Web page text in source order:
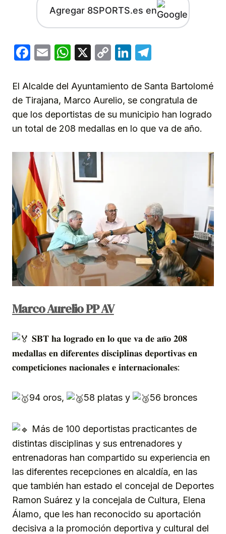
Agregar 8SPORTS.es en
Facebook
EmailWhatsApp
X
CopyLinkedIn
El Alcalde del Ayuntamiento de Santa Bartolomé
de Tirajana, Marco Aurelio, se congratula de
que los deportistas de su municipio han logrado
un total de 208 medallas en lo que va de año.
Marco Aurelio PP AV
𝐒𝐁𝐓 𝐡𝐚 𝐥𝐨𝐠𝐫𝐚𝐝𝐨 𝐞𝐧 𝐥𝐨 𝐪𝐮𝐞 𝐯𝐚 𝐝𝐞 𝐚𝐧̃𝐨 𝟐𝟎𝟖
𝐦𝐞𝐝𝐚𝐥𝐥𝐚𝐬 𝐞𝐧 𝐝𝐢𝐟𝐞𝐫𝐞𝐧𝐭𝐞𝐬 𝐝𝐢𝐬𝐜𝐢𝐩𝐥𝐢𝐧𝐚𝐬 𝐝𝐞𝐩𝐨𝐫𝐭𝐢𝐯𝐚𝐬 𝐞𝐧
𝐜𝐨𝐦𝐩𝐞𝐭𝐢𝐜𝐢𝐨𝐧𝐞𝐬 𝐧𝐚𝐜𝐢𝐨𝐧𝐚𝐥𝐞𝐬 𝐞 𝐢𝐧𝐭𝐞𝐫𝐧𝐚𝐜𝐢𝐨𝐧𝐚𝐥𝐞𝐬:
94 oros, 58 platas y 56 bronces
Más de 100 deportistas practicantes de
distintas disciplinas y sus entrenadores y
entrenadoras han compartido su experiencia en
las diferentes recepciones en alcaldía, en las
que también han estado el concejal de Deportes
Ramon Suárez y la concejala de Cultura, Elena
Álamo, que les han reconocido su aportación
decisiva a la promoción deportiva y cultural del